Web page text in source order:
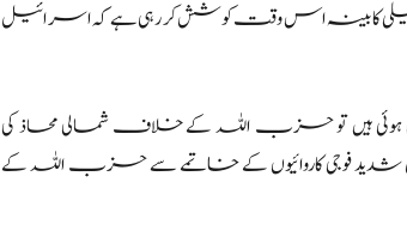
کابینہ اس وقت کوشش کر رہی ہے کہ اسرائیل
ہوئی ہیں تو حزب اللہ کے خلاف شمالی محاذ کی
فوجی کاروائیوں کے خاتمے سے حزب اللہ کے